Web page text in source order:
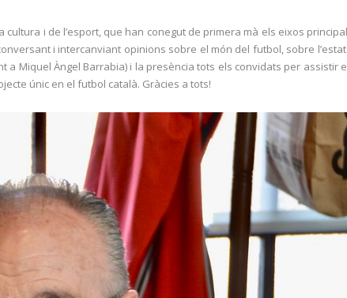
i de l’esport, que han conegut de primera mà els eixos
i intercanviant opinions sobre el món del futbol, sobre
a Miquel Àngel Barrabia) i la presència tots els convidats per
únic en el futbol català. Gràcies a tots!